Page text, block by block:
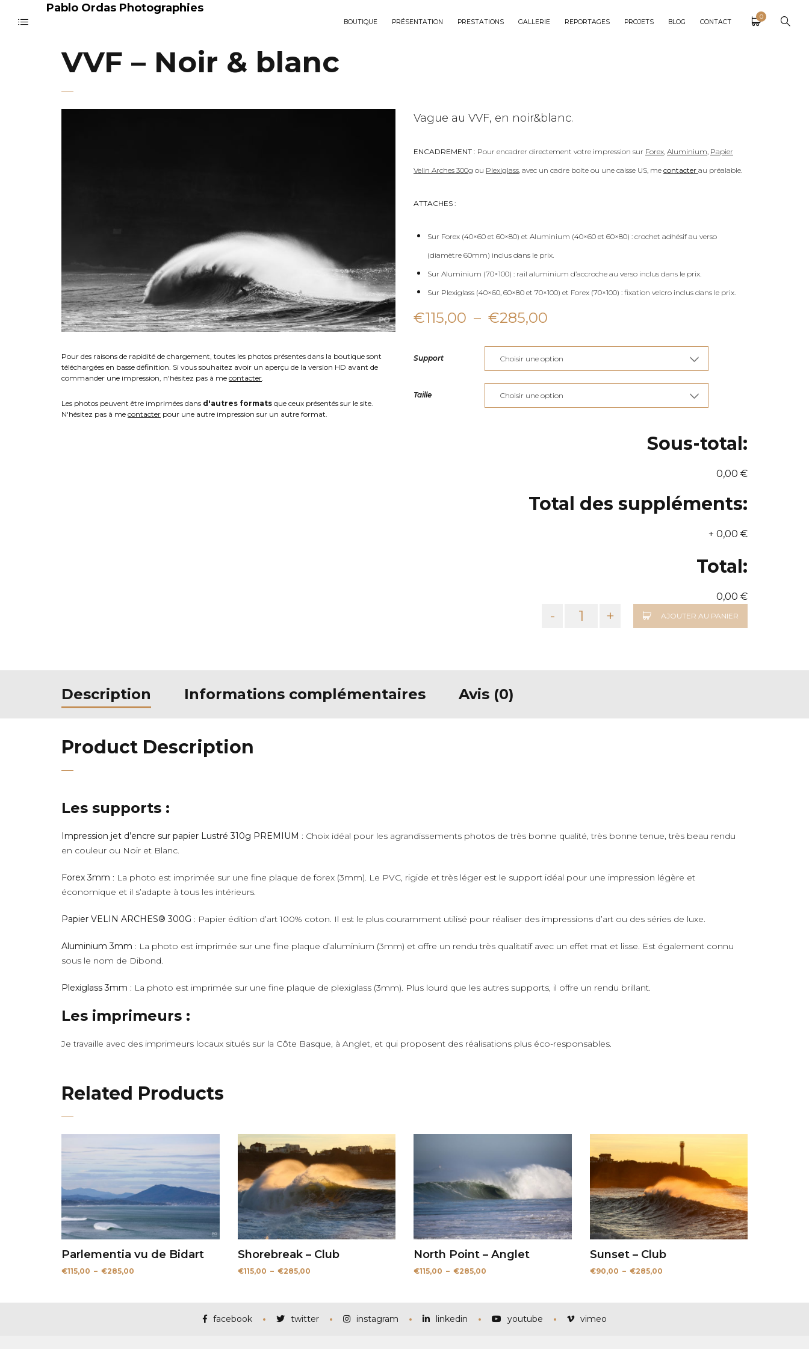
Pablo Ordas Photographies
BOUTIQUE PRÉSENTATION PRESTATIONS GALLERIE REPORTAGES PROJETS BLOG CONTACT
0
VVF – Noir & blanc
Pour des raisons de rapidité de chargement, toutes les photos présentes dans la boutique sont
téléchargées en basse définition. Si vous souhaitez avoir un aperçu de la version HD avant de
commander une impression, n'hésitez pas à me contacter.
Les photos peuvent être imprimées dans d'autres formats que ceux présentés sur le site.
N'hésitez pas à me contacter pour une autre impression sur un autre format.
Vague au VVF, en noir&blanc.
ENCADREMENT : Pour encadrer directement votre impression sur Forex, Aluminium, Papier
Velin Arches 300g ou Plexiglass, avec un cadre boite ou une caisse US, me contacter au préalable.
ATTACHES :
Sur Forex (40×60 et 60×80) et Aluminium (40×60 et 60×80) : crochet adhésif au verso
(diamètre 60mm) inclus dans le prix.
Sur Aluminium (70×100) : rail aluminium d’accroche au verso inclus dans le prix.
Sur Plexiglass (40×60, 60×80 et 70×100) et Forex (70×100) : fixation velcro inclus dans le prix.
€115,00 – €285,00
prix :
€115,00
à
Support
Taille
Sous-total:
0,00 €
Total des suppléments:
+ 0,00 €
Total:
0,00 €
- + AJOUTER AU PANIER
Description Informations complémentaires Avis (0)
Product Description
Les supports :
Impression jet d’encre sur papier Lustré 310g PREMIUM : Choix idéal pour les agrandissements photos de très bonne qualité, très bonne tenue, très beau rendu
en couleur ou Noir et Blanc.
Forex 3mm : La photo est imprimée sur une fine plaque de forex (3mm). Le PVC, rigide et très léger est le support idéal pour une impression légère et
économique et il s’adapte à tous les intérieurs.
Papier VELIN ARCHES® 300G : Papier édition d’art 100% coton. Il est le plus couramment utilisé pour réaliser des impressions d’art ou des séries de luxe.
Aluminium 3mm : La photo est imprimée sur une fine plaque d’aluminium (3mm) et offre un rendu très qualitatif avec un effet mat et lisse. Est également connu
sous le nom de Dibond.
Plexiglass 3mm : La photo est imprimée sur une fine plaque de plexiglass (3mm). Plus lourd que les autres supports, il offre un rendu brillant.
Les imprimeurs :
Je travaille avec des imprimeurs locaux situés sur la Côte Basque, à Anglet, et qui proposent des réalisations plus éco-responsables.
Related Products
Parlementia vu de Bidart
€115,00 – €285,00
Shorebreak – Club
€115,00 – €285,00Plage
€285,00
North Point – Anglet
€115,00 – €285,00
€285,00
Sunset – Club
€90,00 – €285,00Plage
facebook twitter instagram linkedin youtube vimeo